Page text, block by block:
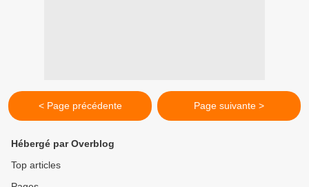
< Page précédente Page suivante >
Hébergé par Overblog
Top articles